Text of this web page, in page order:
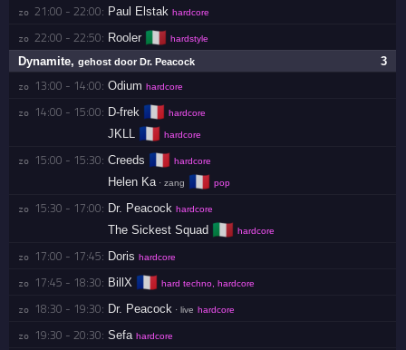
zo 21:00 - 22:00: Paul Elstak hardcore
zo 22:00 - 22:50: Rooler 🇮🇹 hardstyle
3
Dynamite,gehost door Dr. Peacock
zo 13:00 - 14:00: Odium hardcore
zo 14:00 - 15:00: D-frek 🇫🇷 hardcore
JKLL 🇫🇷 hardcore
zo 15:00 - 15:30: Creeds 🇫🇷 hardcore
Helen Ka · zang 🇫🇷 pop
zo 15:30 - 17:00: Dr. Peacock hardcore
The Sickest Squad 🇮🇹 hardcore
zo 17:00 - 17:45: Doris hardcore
zo 17:45 - 18:30: BillX 🇫🇷 hard techno, hardcore
zo 18:30 - 19:30: Dr. Peacock · live hardcore
zo 19:30 - 20:30: Sefa hardcore